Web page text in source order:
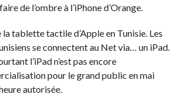
de l’ombre à l’iPhone d’Orange.
tablette tactile d’Apple en Tunisie. Les
se connectent au Net via… un iPad.
l’iPad n’est pas encore
pour le grand public en mai
autorisée.